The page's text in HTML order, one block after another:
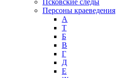
Персоны краеведения
А
T
Б
В
Г
Д
Е